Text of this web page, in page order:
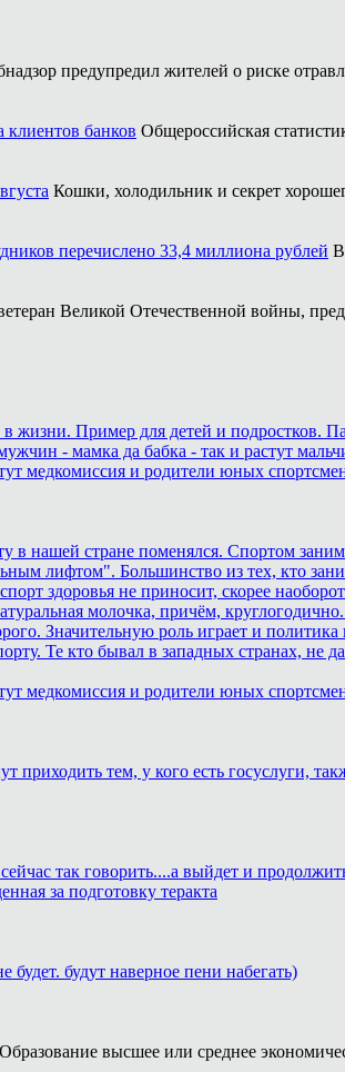
предупредил жителей о риске
банков Общероссийская
Кошки, холодильник и секрет
перечислено 33,4 миллиона рублей
Великой Отечественной войны,
Пример для детей и подростков.
- мамка да бабка - так и растут
медкомиссия и родители юных
в нашей стране поменялся. Спортом
лифтом". Большинство из тех, кто
здоровья не приносит, скорее
молочка, причём,
Значительную роль играет и
Те кто бывал в западных странах,
медкомиссия и родители юных
приходить тем, у кого есть госуслуги,
так говорить....а выйдет и
за подготовку теракта
будет. будут наверное пени набегать)
высшее или среднее